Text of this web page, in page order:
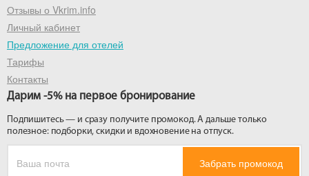
Отзывы о Vkrim.info
Личный кабинет
Предложение для отелей
Тарифы
Контакты
Дарим -5% на первое бронирование
Подпишитесь — и сразу получите промокод. А дальше только
полезное: подборки, скидки и вдохновение на отпуск.
Забрать промокод